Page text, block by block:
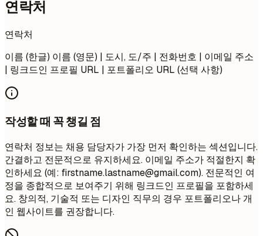
연락처
연락처
이름 (한글) 이름 (영문) | 도시, 도/주 | 전화번호 | 이메일 주소
| 링크드인 프로필 URL | 포트폴리오 URL (선택 사항)
작성할 때 꼭 챙길 점
연락처 정보는 채용 담당자가 가장 먼저 확인하는 섹션입니다.
간결하고 전문적으로 유지하세요. 이메일 주소가 적절한지 확
인하세요 (예: firstname.lastname@gmail.com). 전문적인 여
정을 종합적으로 보여주기 위해 링크드인 프로필을 포함하세
요. 창의적, 기술적 또는 디자인 직무의 경우 포트폴리오나 개
인 웹사이트를 권장합니다.